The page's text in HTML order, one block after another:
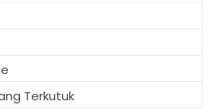
Terkutuk